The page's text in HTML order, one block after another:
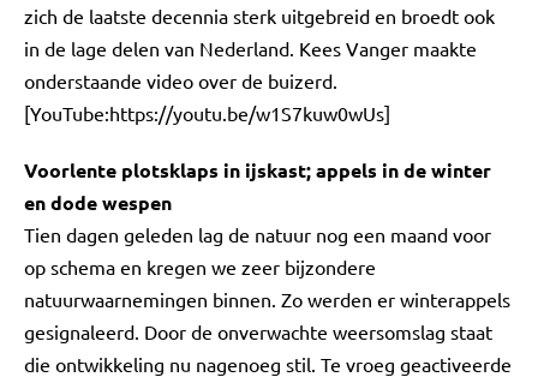
zich de laatste decennia sterk uitgebreid en broedt ook
in de lage delen van Nederland. Kees Vanger maakte
onderstaande video over de buizerd.
[YouTube:https://youtu.be/w1S7kuw0wUs]
Voorlente plotsklaps in ijskast; appels in de winter
en dode wespen
Tien dagen geleden lag de natuur nog een maand voor
op schema en kregen we zeer bijzondere
natuurwaarnemingen binnen. Zo werden er winterappels
gesignaleerd. Door de onverwachte weersomslag staat
die ontwikkeling nu nagenoeg stil. Te vroeg geactiveerde